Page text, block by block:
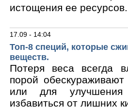
истощения ее ресурсов.
17.09 - 14:04
Топ-8 специй, которые
веществ.
Потеря веса всегда
порой
или для улучшения
избавиться от лишних